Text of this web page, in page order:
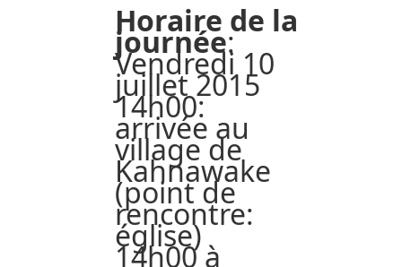
Horaire de la
journée:
Vendredi 10
juillet 2015
14h00:
arrivée au
village de
Kahnawake
(point de
rencontre:
église)
14h00 à